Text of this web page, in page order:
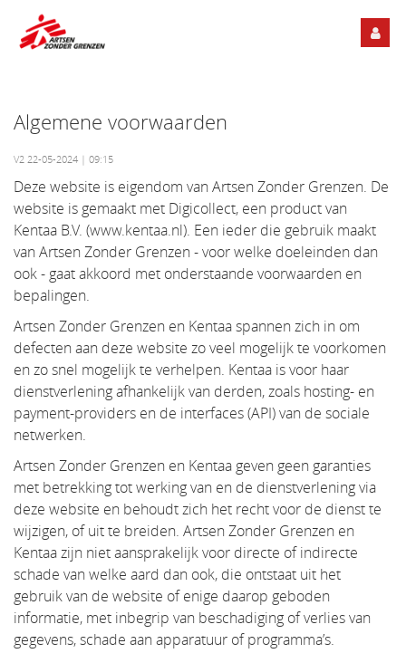
Algemene voorwaarden
V2 22-05-2024 | 09:15
Deze website is eigendom van Artsen Zonder Grenzen. De
website is gemaakt met Digicollect, een product van
Kentaa B.V. (www.kentaa.nl). Een ieder die gebruik maakt
van Artsen Zonder Grenzen - voor welke doeleinden dan
ook - gaat akkoord met onderstaande voorwaarden en
bepalingen.
Artsen Zonder Grenzen en Kentaa spannen zich in om
defecten aan deze website zo veel mogelijk te voorkomen
en zo snel mogelijk te verhelpen. Kentaa is voor haar
dienstverlening afhankelijk van derden, zoals hosting- en
payment-providers en de interfaces (API) van de sociale
netwerken.
Artsen Zonder Grenzen en Kentaa geven geen garanties
met betrekking tot werking van en de dienstverlening via
deze website en behoudt zich het recht voor de dienst te
wijzigen, of uit te breiden. Artsen Zonder Grenzen en
Kentaa zijn niet aansprakelijk voor directe of indirecte
schade van welke aard dan ook, die ontstaat uit het
gebruik van de website of enige daarop geboden
informatie, met inbegrip van beschadiging of verlies van
gegevens, schade aan apparatuur of programma’s.